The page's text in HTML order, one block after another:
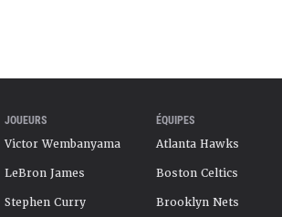
JOUEURS
Victor Wembanyama
LeBron James
Stephen Curry
ÉQUIPES
Atlanta Hawks
Boston Celtics
Brooklyn Nets